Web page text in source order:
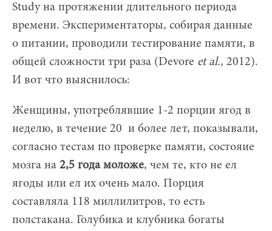
Study на протяжении длительного периода
времени. Экспериментаторы, собирая данные
о питании, проводили тестирование памяти, в
общей сложности три раза (Devore et al., 2012).
И вот что выяснилось:
Женщины, употреблявшие 1-2 порции ягод в
неделю, в течение 20 и более лет, показывали,
согласно тестам по проверке памяти, состояие
мозга на 2,5 года моложе, чем те, кто не ел
ягоды или ел их очень мало. Порция
составляла 118 миллилитров, то есть
полстакана. Голубика и клубника богаты